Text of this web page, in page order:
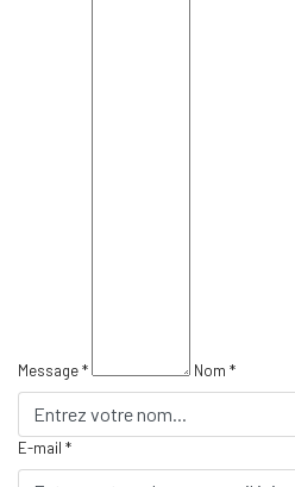
Message * Nom *
E-mail *